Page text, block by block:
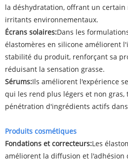
la déshydratation, offrant un certain
irritants environnementaux.
Écrans solaires:Dans les
élastomères en silicone améliorent
stabilité du produit, renforçant sa
réduisant la sensation grasse.
Sérums:Ils améliorent l'expérience
qui les rend plus légers et non gras,
pénétration d'ingrédients actifs
Produits cosmétiques
Fondations et correcteurs:Les
améliorent la diffusion et l'adhésion